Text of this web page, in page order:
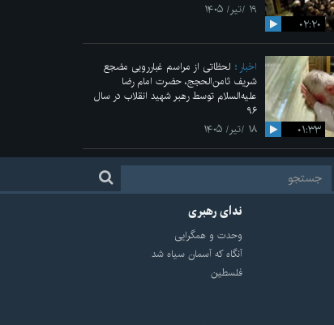
۰۲:۲۰
۱۹ /تیر/ ۱۴۰۵
۰۱:۳۳
اخبار
لحظاتی از مراسم غبارروبی مضجع
شریف ثامن‌الحجج، حضرت امام رضا
علیه‌السلام توسط رهبر شهید انقلاب در سال
۹۶
۱۸ /تیر/ ۱۴۰۵
ندای رهبری
وحدت و همگرایی
آنگاه که آسمان سیاه شد
فلسطین